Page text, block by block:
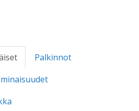
Palkinnot